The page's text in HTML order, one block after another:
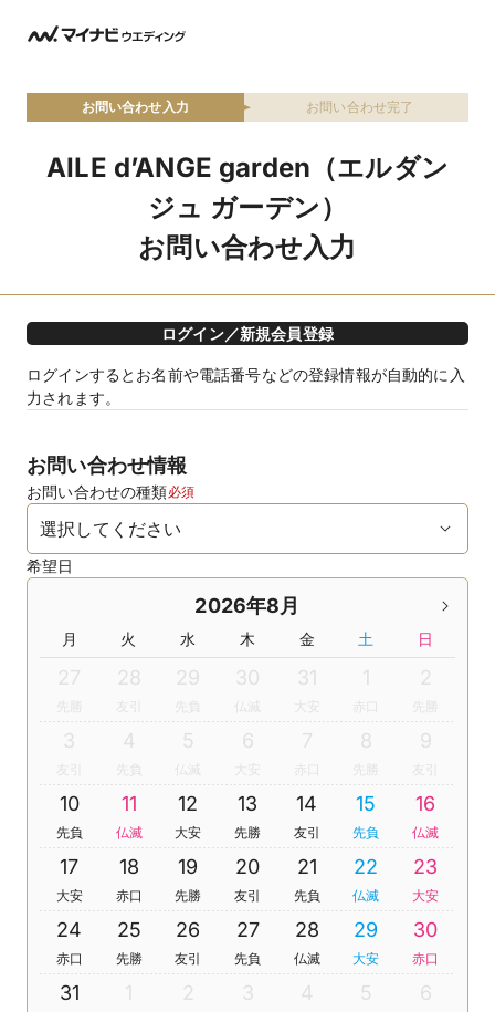
お問い合わせ入力 お問い合わせ完了
AILE d’ANGE garden（エルダン
ジュ ガーデン）
お問い合わせ入力
ログイン／新規会員登録
ログインするとお名前や電話番号などの登録情報が自動的に入
力されます。
お問い合わせ情報
お問い合わせの種類必須
希望日
2026年8月
月 火 水 木 金 土 日
27 28
友引
29
先負
30
仏滅
31
大安
1 2
3
友引
4
先負
5
仏滅
6
大安
7 8 9
友引
10
先負
11
仏滅
12
大安
13
先勝
14
友引
15
先負
16
仏滅
17
大安
18
赤口
19
先勝
20
友引
21
先負
22
仏滅
23
大安
24
赤口
25
先勝
26
友引
27
先負
28
仏滅
29
大安
30
赤口
31 1 2 3 4 5 6